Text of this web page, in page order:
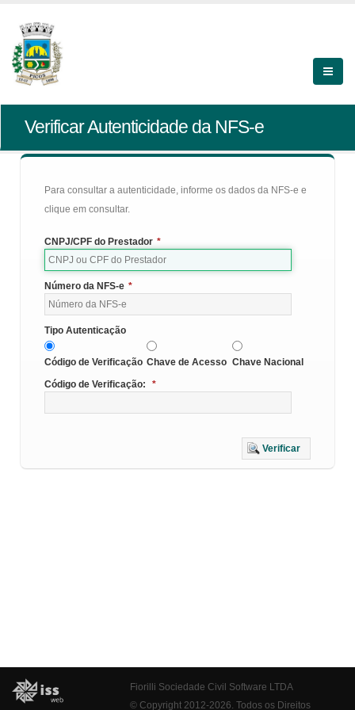
Verificar Autenticidade da NFS-e
Para consultar a autenticidade, informe os dados da NFS-e e
clique em consultar.
CNPJ/CPF do Prestador *
Número da NFS-e *
Tipo Autenticação
Código de Verificação Chave de Acesso Chave Nacional
Código de Verificação:
*
Verificar
Fiorilli Sociedade Civil Software LTDA
© Copyright 2012-2026. Todos os Direitos